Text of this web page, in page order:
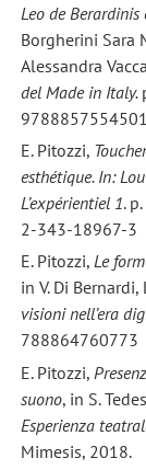
Leo de
Borgherini Sara
Alessandra
del Made in Italy.
9788857554501
E. Pitozzi,
esthétique. In:
L’expérientiel 1.
2-343-18967-3
E. Pitozzi, Le
in V. Di
visioni nell’era
788864760773
E. Pitozzi,
suono, in S.
Esperienza
Mimesis, 2018.